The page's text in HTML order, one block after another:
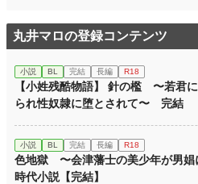
丸井マロの登録コンテンツ
小説 BL 完結 長編 R18
【小姓残酷物語】 針の檻 〜若君
られ性奴隷に堕とされて〜 完結
小説 BL 完結 長編 R18
色地獄 〜会津藩士の美少年が男
時代小説【完結】